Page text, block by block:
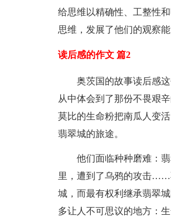
给思维以精确性、工整性
思维，发展了他们的观察能
读后感的作文 篇2
奥茨国的故事读后感
从中体会到了那份不畏艰
莫比的生命粉把南瓜人变
翡翠城的旅途。
他们面临种种磨难：
里，遭到了乌鸦的攻击……
城，而最有权利继承翡翠
多让人不可思议的地方：